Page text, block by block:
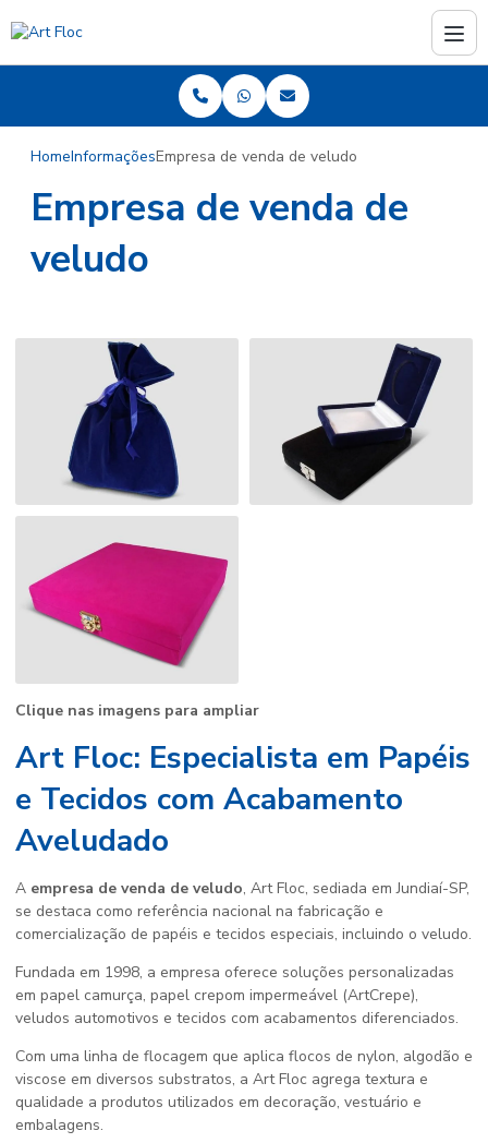
HomeInformaçõesEmpresa de venda de veludo
Empresa de venda de
veludo
Clique nas imagens para ampliar
Art Floc: Especialista em Papéis
e Tecidos com Acabamento
Aveludado
A empresa de venda de veludo, Art Floc, sediada em Jundiaí-SP,
se destaca como referência nacional na fabricação e
comercialização de papéis e tecidos especiais, incluindo o veludo.
Fundada em 1998, a empresa oferece soluções personalizadas
em papel camurça, papel crepom impermeável (ArtCrepe),
veludos automotivos e tecidos com acabamentos diferenciados.
Com uma linha de flocagem que aplica flocos de nylon, algodão e
viscose em diversos substratos, a Art Floc agrega textura e
qualidade a produtos utilizados em decoração, vestuário e
embalagens.